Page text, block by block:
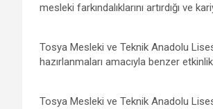
mesleki farkındalıklarını artırdığı ve
Tosya Mesleki ve Teknik Anadolu
hazırlanmaları amacıyla benzer
Tosya Mesleki ve Teknik Anadolu